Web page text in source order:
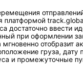
платформой
достаточно ввести
при оформлении
отобразит
груза, дату
и промежуточные